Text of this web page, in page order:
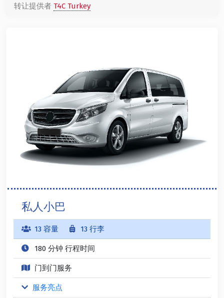
转让提供者 T4C Turkey
私人小巴
13 容量 13 行李
180 分钟 行程时间
门到门服务
服务亮点